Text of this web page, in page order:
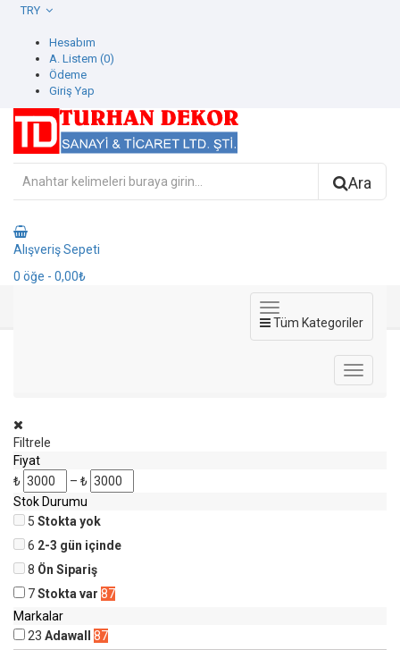
Hesabım
A. Listem (0)
Ödeme
Giriş Yap
Ara
Alışveriş Sepeti
0 öğe - 0,00₺
Tüm Kategoriler
Filtrele
Fiyat
₺
– ₺
Stok Durumu
5 Stokta yok
6 2-3 gün içinde
8 Ön Sipariş
7Stokta var 87
Markalar
23 Adawall
87